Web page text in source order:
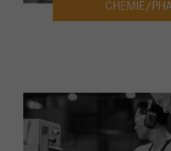
CHEMIE/